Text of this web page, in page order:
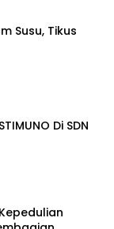
Susu, Tikus
Di SDN